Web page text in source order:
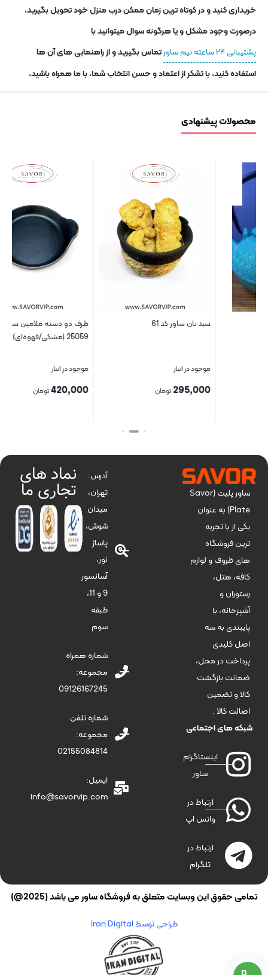
خریداری کنید و در کوتاه ترین زمان ممکن درب منزل خود تحویل بگیرید.
درصورت وجود مشکل و یا هرگونه سوال میتوانید با
پشتیبانی ۲۴ ساعته تیم ساور
تماس بگیرید و از راهنمایی های آن ها
استفاده کنید. با تشکر از اعتماد و حسن انتخاب شما. با ما همراه باشید.
محصولات پیشنهادی
سبد نان ساور کد 61
تومان
ظرف دو دسته ملامین ساور کد
تومان
بستن
ساور پلیت (Savor
Plate) به عنوان
یکی از با تجربه
ترین فروشگاه
های ظروف و لوازم
کافه، هتل،
رستوران و
آشپزخانه، با
پایبندی به سه
اصل کلیدی
پرداخت در محل،
ضمانت بازگشت
کالا و تضمین
اصالت کالا .
شبکه های اجتماعی
اینستاگرام
ساور
ارتباط در
واتس اپ
ارتباط در
تلگرام
آدرس:
تهران،
میدان
شوش،
پاساژ
نور،
آسانسور
9 و 11،
طبقه
سوم
شماره همراه
مجموعه:
09126167245
شماره تلفن
مجموعه:
02155084814
ایمیل:
info@savorvip.com
نماد های
تجاری ما
تمامی حقوق این وبسایت متعلق به فروشگاه ساور می باشد (2025@)
طراحی توسط Iran Digital